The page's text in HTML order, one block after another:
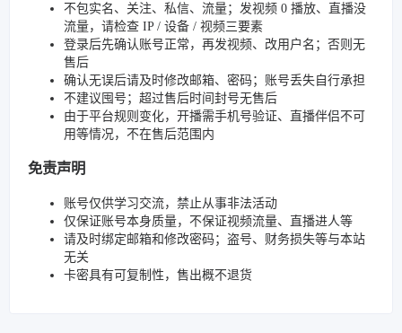
不包实名、关注、私信、流量；发视频 0 播放、直播没
流量，请检查 IP / 设备 / 视频三要素
登录后先确认账号正常，再发视频、改用户名；否则无
售后
确认无误后请及时修改邮箱、密码；账号丢失自行承担
不建议囤号；超过售后时间封号无售后
由于平台规则变化，开播需手机号验证、直播伴侣不可
用等情况，不在售后范围内
免责声明
账号仅供学习交流，禁止从事非法活动
仅保证账号本身质量，不保证视频流量、直播进人等
请及时绑定邮箱和修改密码；盗号、财务损失等与本站
无关
卡密具有可复制性，售出概不退货